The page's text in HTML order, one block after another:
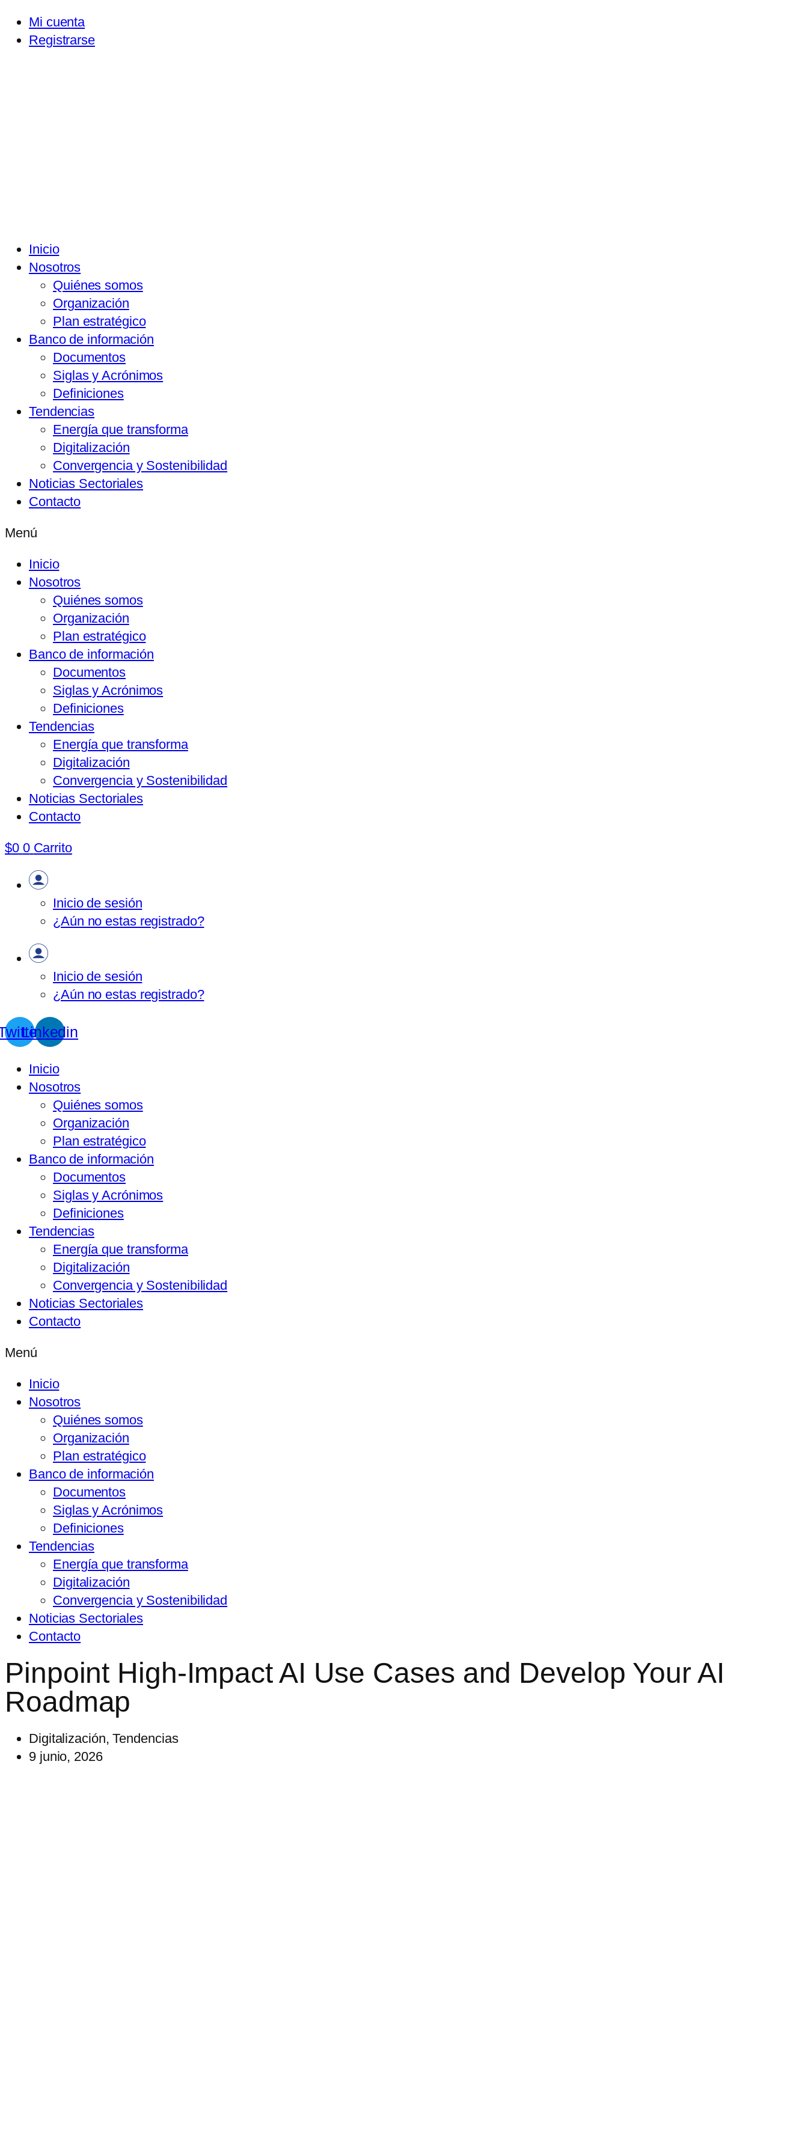
Mi cuenta
Registrarse
Inicio
Nosotros
Quiénes somos
Organización
Plan estratégico
Banco de información
Documentos
Siglas y Acrónimos
Definiciones
Tendencias
Energía que transforma
Digitalización
Convergencia y Sostenibilidad
Noticias Sectoriales
Contacto
Menú
Inicio
Nosotros
Quiénes somos
Organización
Plan estratégico
Banco de información
Documentos
Siglas y Acrónimos
Definiciones
Tendencias
Energía que transforma
Digitalización
Convergencia y Sostenibilidad
Noticias Sectoriales
Contacto
$0 0 Carrito
Inicio de sesión
¿Aún no estas registrado?
Inicio de sesión
¿Aún no estas registrado?
Linkedin
Inicio
Nosotros
Quiénes somos
Organización
Plan estratégico
Banco de información
Documentos
Siglas y Acrónimos
Definiciones
Tendencias
Energía que transforma
Digitalización
Convergencia y Sostenibilidad
Noticias Sectoriales
Contacto
Menú
Inicio
Nosotros
Quiénes somos
Organización
Plan estratégico
Banco de información
Documentos
Siglas y Acrónimos
Definiciones
Tendencias
Energía que transforma
Digitalización
Convergencia y Sostenibilidad
Noticias Sectoriales
Contacto
Pinpoint High-Impact AI Use Cases and Develop Your AI
Roadmap
Digitalización,Tendencias
9 junio, 2026